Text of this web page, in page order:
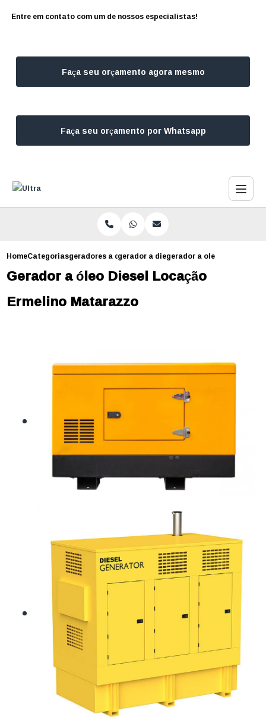
Entre em contato com um de nossos especialistas!
Faça seu orçamento agora mesmo
Faça seu orçamento por Whatsapp
HomeCategoriasgeradores a dieselgerador a diesel para residencia
gerador a oleo diesel
Gerador a óleo Diesel Locação
Ermelino Matarazzo